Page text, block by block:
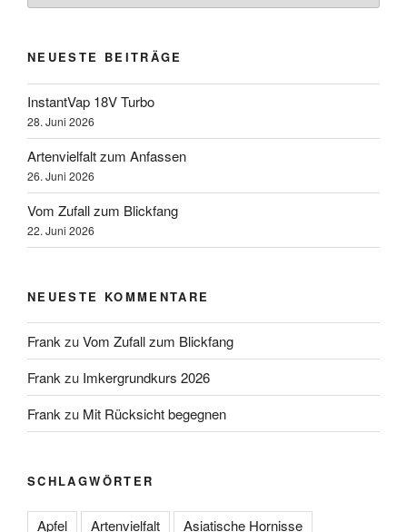
NEUESTE BEITRÄGE
InstantVap 18V Turbo
28. Juni 2026
Artenvielfalt zum Anfassen
26. Juni 2026
Vom Zufall zum Blickfang
22. Juni 2026
NEUESTE KOMMENTARE
Frank zuVom Zufall zum Blickfang
Frank zu Imkergrundkurs 2026
Frank zu Mit Rücksicht begegnen
SCHLAGWÖRTER
Apfel Artenvielfalt
Asiatische Hornisse